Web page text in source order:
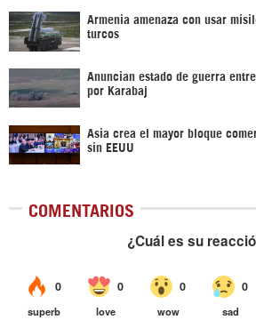
Armenia amenaza con usar
turcos
Anuncian estado de guerra
por Karabaj
Asia crea el mayor bloque
sin EEUU
COMENTARIOS